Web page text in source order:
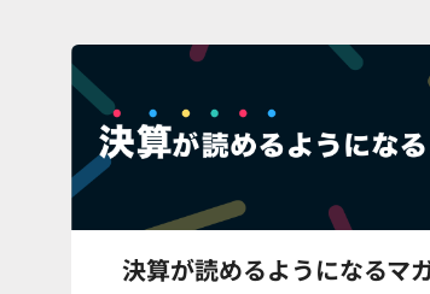
決算が読めるようになるマ